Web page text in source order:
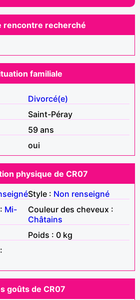
rencontre recherché
familiale
Divorcé(e)
Saint-Péray
59 ans
oui
physique de CR07
Style : Non renseigné
Mi-
Couleur des cheveux :
Châtains
Poids : 0 kg
goûts de CR07